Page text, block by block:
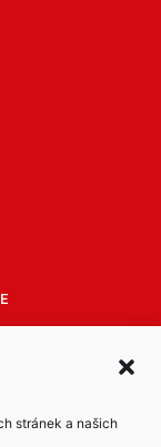
stránek a našich